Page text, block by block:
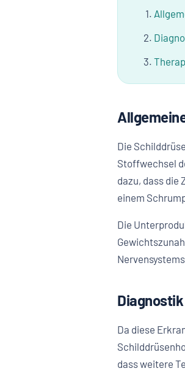
Die
Stoffwechsel
dazu, dass die
einem
Die
Diagnostik
Da diese
dass weitere